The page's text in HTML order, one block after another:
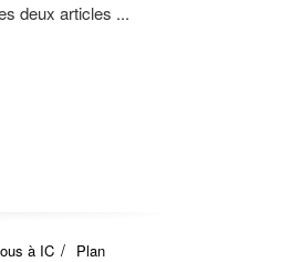
deux articles ...
à IC Plan